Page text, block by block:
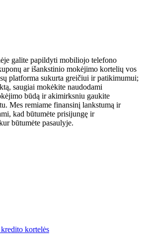
galite papildyti mobiliojo telefono
ar išankstinio mokėjimo kortelių vos
platforma sukurta greičiui ir patikimumui;
saugiai mokėkite naudodami
būdą ir akimirksniu gaukite
Mes remiame finansinį lankstumą ir
kad būtumėte prisijungę ir
būtumėte pasaulyje.
kortelės